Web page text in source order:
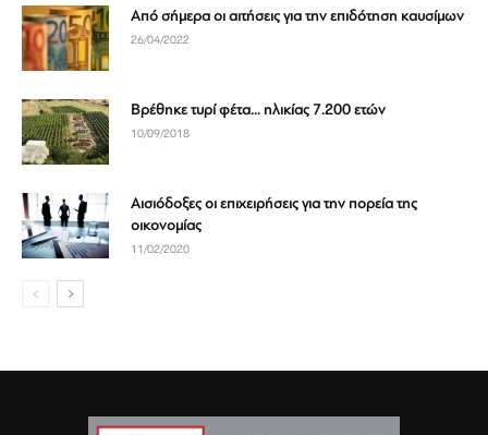
Από σήμερα οι αιτήσεις για την επιδότηση καυσίμων
26/04/2022
Βρέθηκε τυρί φέτα… ηλικίας 7.200 ετών
10/09/2018
Αισιόδοξες οι επιχειρήσεις για την πορεία της
οικονομίας
11/02/2020